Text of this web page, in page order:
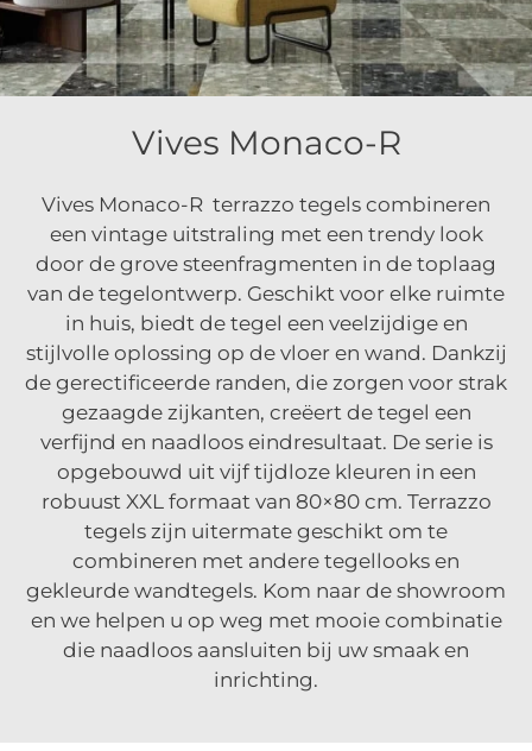
Vives Monaco-R
Vives Monaco-R terrazzo tegels combineren
een vintage uitstraling met een trendy look
door de grove steenfragmenten in de toplaag
van de tegelontwerp. Geschikt voor elke ruimte
in huis, biedt de tegel een veelzijdige en
stijlvolle oplossing op de vloer en wand. Dankzij
de gerectificeerde randen, die zorgen voor strak
gezaagde zijkanten, creëert de tegel een
verfijnd en naadloos eindresultaat. De serie is
opgebouwd uit vijf tijdloze kleuren in een
robuust XXL formaat van 80×80 cm. Terrazzo
tegels zijn uitermate geschikt om te
combineren met andere tegellooks en
gekleurde wandtegels. Kom naar de showroom
en we helpen u op weg met mooie combinatie
die naadloos aansluiten bij uw smaak en
inrichting.